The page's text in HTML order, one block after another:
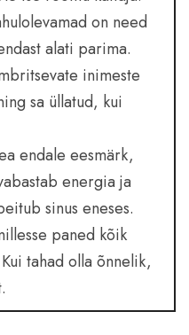
on need
alati parima.
inimeste
sa üllatud, kui
endale eesmärk,
energia ja
sinus eneses.
paned kõik
tahad olla õnnelik,